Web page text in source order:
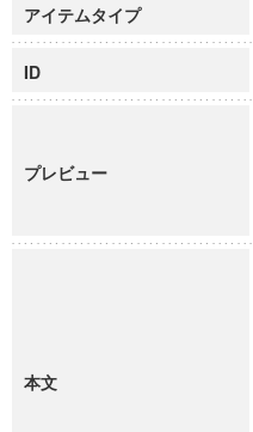
慶應義塾大学グローバ
慶應義塾大学グローバ
博士課程教育リーデ
学術雑誌掲載論文等(8)
アイテムタイプ
ID
プレビュー
本文